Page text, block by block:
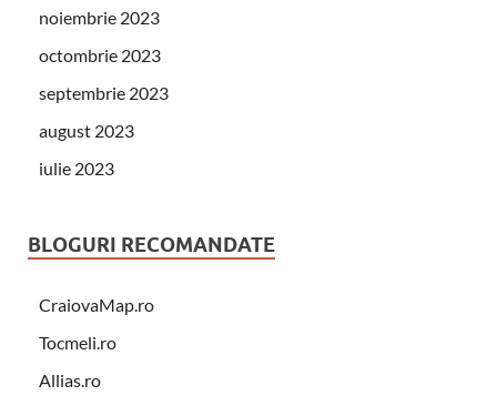
noiembrie 2023
octombrie 2023
septembrie 2023
august 2023
iulie 2023
BLOGURI RECOMANDATE
CraiovaMap.ro
Tocmeli.ro
Allias.ro